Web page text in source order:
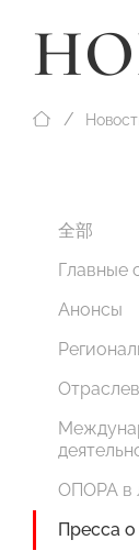
全部
Главные
Анонсы
ОПОРА в
Пресса о